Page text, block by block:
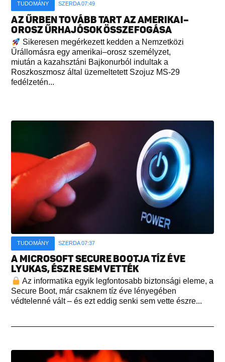
TUDOMÁNY SZERDA 07:49
AZ ŰRBEN TOVÁBB TART AZ AMERIKAI–
OROSZ ŰRHAJÓSOK ÖSSZEFOGÁSA
Sikeresen megérkezett kedden a Nemzetközi
Űrállomásra egy amerikai–orosz személyzet,
miután a kazahsztáni Bajkonurból indultak a
Roszkoszmosz által üzemeltetett Szojuz MS-29
fedélzetén...
TUDOMÁNY SZERDA 07:37
A MICROSOFT SECURE BOOTJA TÍZ ÉVE
LYUKAS, ÉSZRE SEM VETTÉK
Az informatika egyik legfontosabb biztonsági eleme, a
Secure Boot, már csaknem tíz éve lényegében
védtelenné vált – és ezt eddig senki sem vette észre...